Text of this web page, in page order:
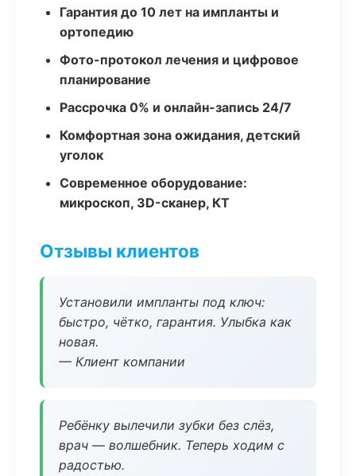
Гарантия до 10 лет на импланты и
ортопедию
Фото-протокол лечения и цифровое
планирование
Рассрочка 0% и онлайн-запись 24/7
Комфортная зона ожидания, детский
уголок
Современное оборудование:
микроскоп, 3D-сканер, КТ
Отзывы клиентов
Установили импланты под ключ:
быстро, чётко, гарантия. Улыбка как
новая.
— Клиент компании
Ребёнку вылечили зубки без слёз,
врач — волшебник. Теперь ходим с
радостью.